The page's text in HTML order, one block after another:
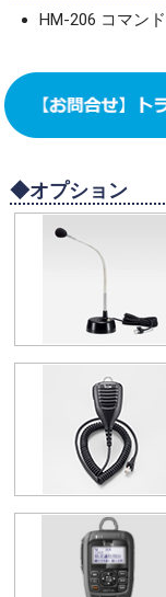
HM-206 コマン
◆オプション